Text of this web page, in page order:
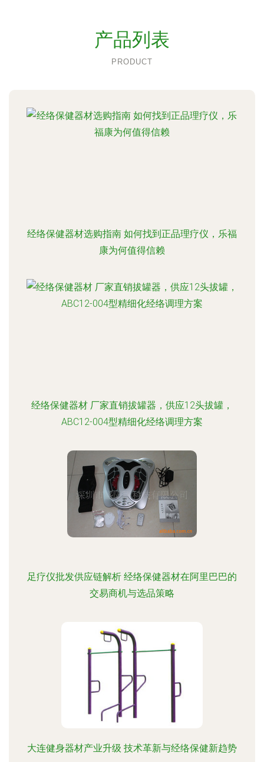
产品列表
PRODUCT
经络保健器材选购指南 如何找到正品理疗仪，乐福
康为何值得信赖
经络保健器材 厂家直销拔罐器，供应12头拔罐，
ABC12-004型精细化经络调理方案
足疗仪批发供应链解析 经络保健器材在阿里巴巴的
交易商机与选品策略
大连健身器材产业升级 技术革新与经络保健新趋势